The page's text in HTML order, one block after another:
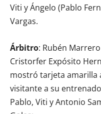
Viti y Ángelo (Pablo
Vargas.
Árbitro: Rubén
Cristorfer Expósito
mostró tarjeta amarilla
visitante a su
Pablo, Viti y Antonio